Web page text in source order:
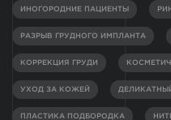
ИНОГОРОДНИЕ ПАЦИЕНТЫ
РАЗРЫВ ГРУДНОГО ИМПЛАНТА
КОРРЕКЦИЯ ГРУДИ
УХОД ЗА КОЖЕЙ
ПЛАСТИКА ПОДБОРОДКА